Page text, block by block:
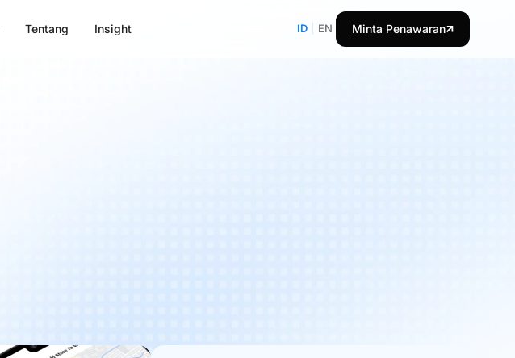
Tentang Insight ID EN Minta Penawaran